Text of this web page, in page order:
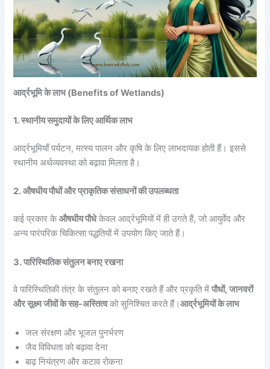
आर्द्रभूमि के लाभ (Benefits of Wetlands)
1. स्थानीय समुदायों के लिए आर्थिक लाभ
आर्द्रभूमियाँ पर्यटन, मत्स्य पालन और कृषि के लिए लाभदायक होती हैं। इससे
स्थानीय अर्थव्यवस्था को बढ़ावा मिलता है।
2. औषधीय पौधों और प्राकृतिक संसाधनों की उपलब्धता
कई प्रकार केऔषधीय पौधेकेवल आर्द्रभूमियों में ही उगते हैं, जो आयुर्वेद और
अन्य पारंपरिक चिकित्सा पद्धतियों में उपयोग किए जाते हैं।
3. पारिस्थितिक संतुलन बनाए रखना
वे पारिस्थितिकी तंत्र के संतुलन को बनाए रखते हैं और प्रकृति मेंपौधों, जानवरों
और सूक्ष्म जीवों के सह-अस्तित्वको सुनिश्चित करते हैं।आर्द्रभूमियों के लाभ
जल संरक्षण और भूजल पुनर्भरण
जैव विविधता को बढ़ावा देना
बाढ़ नियंत्रण और कटाव रोकना